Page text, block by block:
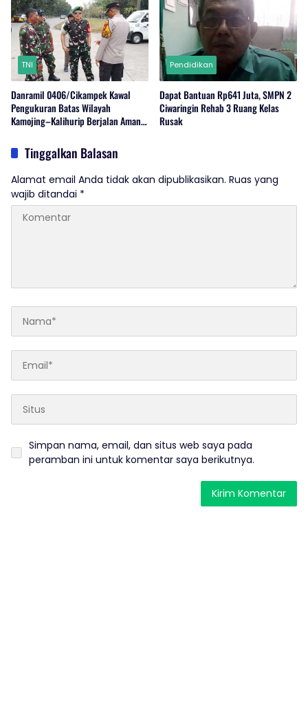
TNI
Danramil 0406/Cikampek Kawal
Pengukuran Batas Wilayah
Kamojing–Kalihurip Berjalan Aman
Pendidikan
Dapat Bantuan Rp641 Juta, SMPN 2
Ciwaringin Rehab 3 Ruang Kelas
Rusak
Tinggalkan Balasan
Alamat email Anda tidak akan dipublikasikan. Ruas yang
wajib ditandai *
Simpan nama, email, dan situs web saya pada
peramban ini untuk komentar saya berikutnya.